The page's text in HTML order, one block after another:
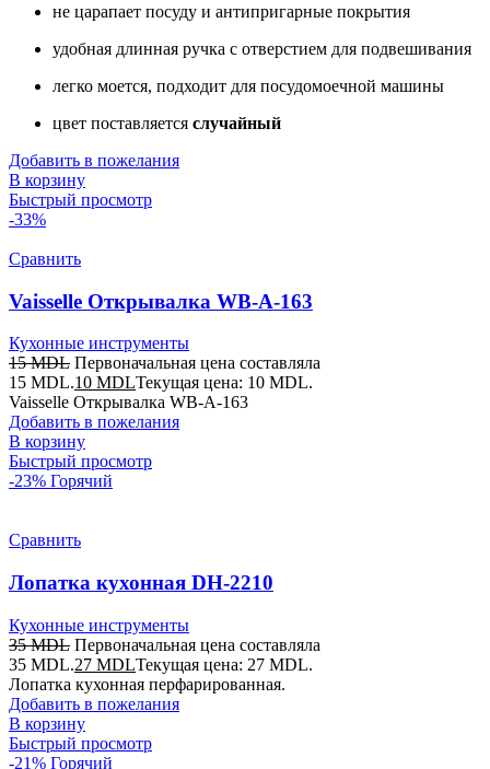
не царапает посуду и антипригарные покрытия
удобная длинная ручка с отверстием для подвешивания
легко моется, подходит для посудомоечной машины
цвет поставляется случайный
Добавить в пожелания
В корзину
Быстрый просмотр
-33%
Сравнить
Vaisselle Открывалка WB-A-163
Кухонные инструменты
15MDL Первоначальная цена составляла
15 MDL.10 MDLТекущая цена: 10 MDL.
Vaisselle Открывалка WB-A-163
Добавить в пожелания
В корзину
Быстрый просмотр
-23% Горячий
Сравнить
Лопатка кухонная DH-2210
Кухонные инструменты
35MDL Первоначальная цена составляла
35 MDL.27 MDLТекущая цена: 27 MDL.
Лопатка кухонная перфарированная.
Добавить в пожелания
В корзину
Быстрый просмотр
-21% Горячий